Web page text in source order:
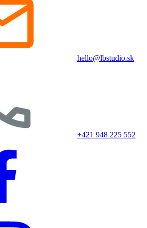
hello@lbstudio.sk
+421 948 225 552